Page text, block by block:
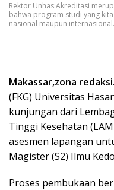
Rektor Unhas:Akreditasi
bahwa program studi yang
nasional maupun internasional.
Makassar,zona
(FKG) Universitas
kunjungan dari
Tinggi Kesehatan
asesmen lapangan
Magister (S2) Ilmu
Proses pembukaan